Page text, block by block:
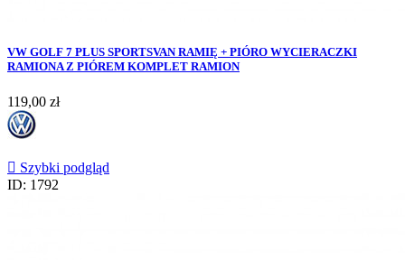
VW GOLF 7 PLUS SPORTSVAN RAMIĘ + PIÓRO WYCIERACZKI
RAMIONA Z PIÓREM KOMPLET RAMION
Cena
119,00 zł
 Szybki podgląd
ID: 1792